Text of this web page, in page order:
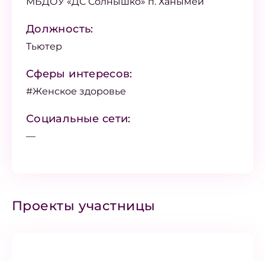
Должность:
Тьютер
Сферы интересов:
#Женское здоровье
Социальные сети:
—
Проекты участницы